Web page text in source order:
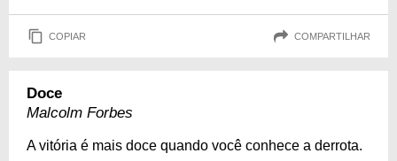
COPIAR COMPARTILHAR
Doce
Malcolm Forbes
A vitória é mais doce quando você conhece a derrota.